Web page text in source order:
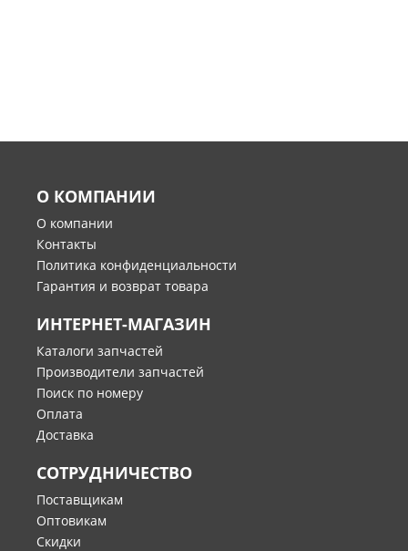
О КОМПАНИИ
О компании
Контакты
Политика конфиденциальности
Гарантия и возврат товара
ИНТЕРНЕТ-МАГАЗИН
Каталоги запчастей
Производители запчастей
Поиск по номеру
Оплата
Доставка
СОТРУДНИЧЕСТВО
Поставщикам
Оптовикам
Скидки